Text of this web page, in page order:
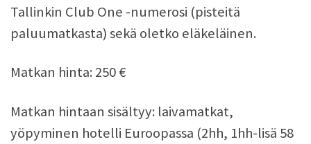
Tallinkin Club One -numerosi (pisteitä
paluumatkasta) sekä oletko eläkeläinen.
Matkan hinta: 250 €
Matkan hintaan sisältyy: laivamatkat,
yöpyminen hotelli Euroopassa (2hh, 1hh-lisä 58